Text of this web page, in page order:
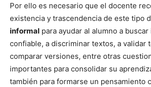
Por ello es necesario que el docente
existencia y trascendencia de este tipo
informal para ayudar al alumno a
confiable, a discriminar textos, a validar
comparar versiones, entre otras
importantes para consolidar su
también para formarse un pensamiento